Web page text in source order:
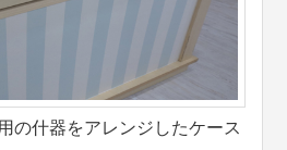
の什器をアレンジしたケース